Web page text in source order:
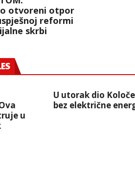
otvoreni otpor
reformi
skrbi
u
U utorak dio
bez električne